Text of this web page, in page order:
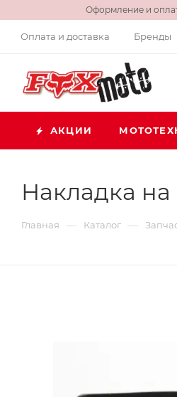
Оформление и
Оплата и доставка Бренды
АКЦИИ
Накладка на
Главная — Каталог —